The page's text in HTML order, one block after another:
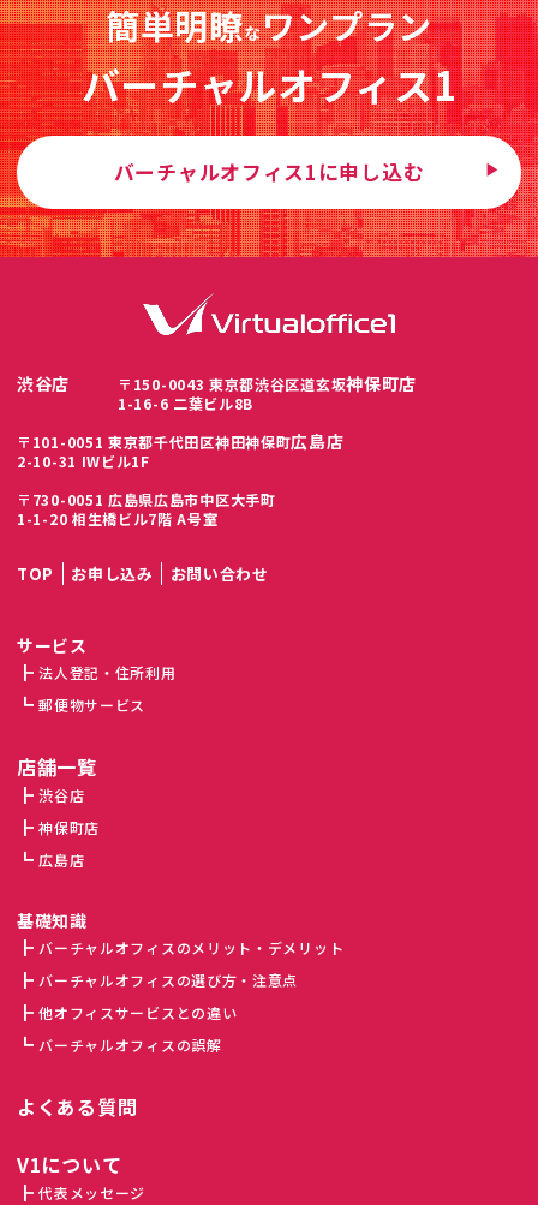
簡単明瞭なワンプラン
バーチャルオフィス1
バーチャルオフィス1に申し込む
渋谷店
〒150-0043 東京都渋谷区道玄坂
1-16-6 二葉ビル8B
神保町店
〒101-0051 東京都千代田区神田神保町
2-10-31 IWビル1F
広島店
〒730-0051 広島県広島市中区大手町
1-1-20 相生橋ビル7階 A号室
TOP お申し込み お問い合わせ
サービス
法人登記・住所利用
郵便物サービス
店舗一覧
渋谷店
神保町店
広島店
基礎知識
バーチャルオフィスのメリット・デメリット
バーチャルオフィスの選び方・注意点
他オフィスサービスとの違い
バーチャルオフィスの誤解
よくある質問
V1について
代表メッセージ